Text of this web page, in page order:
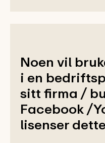
Noen vil
i en
sitt firma /
Facebook /
lisenser